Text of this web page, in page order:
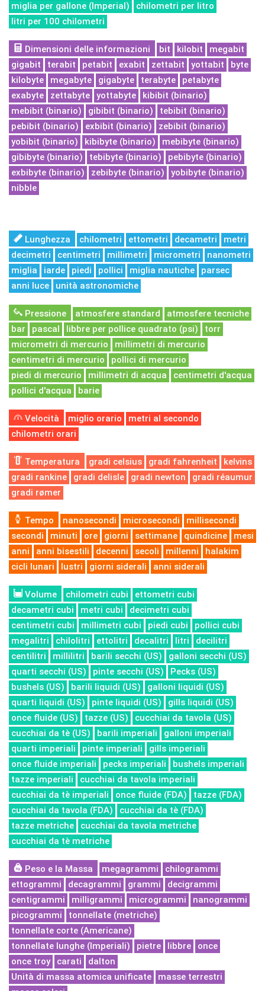
miglia per gallone (Imperial)
chilometri per litro
litri per 100 chilometri
Dimensioni delle informazioni bit kilobit
megabit
gigabit
terabit petabit exabit zettabit yottabit
byte
kilobyte
megabyte gigabyte terabyte
petabyte
exabyte
zettabyte yottabyte
kibibit (binario)
mebibit (binario)
gibibit (binario)
tebibit (binario)
pebibit (binario)
exbibit (binario)
zebibit (binario)
yobibit (binario)
kibibyte (binario)
mebibyte (binario)
gibibyte (binario)
tebibyte (binario)
pebibyte (binario)
exbibyte (binario)
zebibyte (binario)
yobibyte (binario)
nibble
Lunghezza chilometri ettometri decametri
metri
decimetri
centimetri millimetri micrometri
nanometri
miglia
iarde piedi pollici miglia nautiche
parsec
anni luce
unità astronomiche
Pressione atmosfere standard
atmosfere tecniche
bar
pascal libbre per pollice quadrato (psi)
torr
micrometri di mercurio
millimetri di mercurio
centimetri di mercurio
pollici di mercurio
piedi di mercurio
millimetri di acqua
centimetri d'acqua
pollici d'acqua
barie
Velocità miglio orario
metri al secondo
chilometri orari
Temperatura gradi celsius gradi fahrenheit
kelvins
gradi rankine
gradi delisle gradi newton
gradi réaumur
gradi rømer
Tempo nanosecondi microsecondi
millisecondi
secondi
minuti ore giorni settimane quindicine
mesi
anni
anni bisestili decenni secoli millenni
halakim
cicli lunari
lustri giorni siderali anni siderali
Volume chilometri cubi
ettometri cubi
decametri cubi
metri cubi
decimetri cubi
centimetri cubi
millimetri cubi piedi cubi
pollici cubi
megalitri
chilolitri ettolitri decalitri litri
decilitri
centilitri
millilitri barili secchi (US)
galloni secchi (US)
quarti secchi (US)
pinte secchi (US)
Pecks (US)
bushels (US)
barili liquidi (US)
galloni liquidi (US)
quarti liquidi (US)
pinte liquidi (US)
gills liquidi (US)
once fluide (US)
tazze (US)
cucchiai da tavola (US)
cucchiai da tè (US)
barili imperiali
galloni imperiali
quarti imperiali
pinte imperiali
gills imperiali
once fluide imperiali
pecks imperiali
bushels imperiali
tazze imperiali
cucchiai da tavola imperiali
cucchiai da tè imperiali
once fluide (FDA)
tazze (FDA)
cucchiai da tavola (FDA)
cucchiai da tè (FDA)
tazze metriche
cucchiai da tavola metriche
cucchiai da tè metriche
Peso e la Massa megagrammi
chilogrammi
ettogrammi
decagrammi grammi
decigrammi
centigrammi
milligrammi microgrammi
nanogrammi
picogrammi
tonnellate (metriche)
tonnellate corte (Americane)
tonnellate lunghe (Imperiali)
pietre libbre
once
once troy
carati
dalton
Unità di massa atomica unificate
masse terrestri